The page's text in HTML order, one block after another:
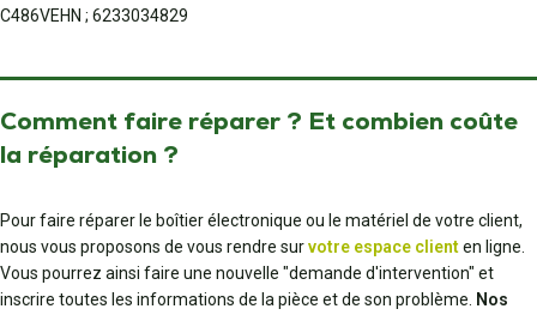
C486VEHN ; 6233034829
Comment faire réparer ? Et combien coûte
la réparation ?
Pour faire réparer le boîtier électronique ou le matériel de votre client,
nous vous proposons de vous rendre survotre espace clienten ligne.
Vous pourrez ainsi faire une nouvelle "demande d'intervention" et
inscrire toutes les informations de la pièce et de son problème. Nos